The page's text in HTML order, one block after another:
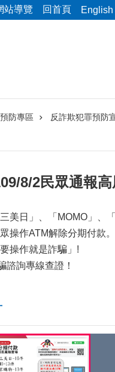
站導覽 回首頁 English
防專區 反詐欺犯罪預防
8/2民眾通報
美日」、「MOMO」、
操作ATM解除分期付款。
操作就是詐騙」!
諮詢專線查證！